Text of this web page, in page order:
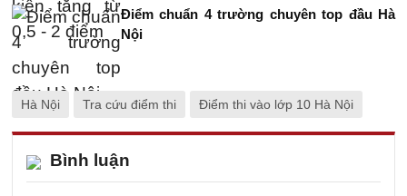
Điểm chuẩn 4 trường chuyên top đầu Hà
Nội
Hà Nội Tra cứu điểm thi Điểm thi vào lớp 10 Hà Nội
Bình luận